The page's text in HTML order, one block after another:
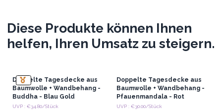
Diese Produkte können Ihnen
helfen, Ihren Umsatz zu steigern.
Doppelte Tagesdecke aus
Baumwolle + Wandbehang -
Buddha - Blau Gold
UVP : €34.80/Stück
Doppelte Tagesdecke aus
Baumwolle + Wandbehang -
Pfauenmandala - Rot
UVP : €30.00/Stück